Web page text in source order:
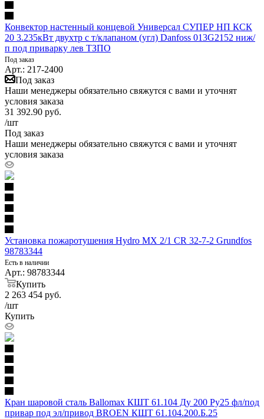
Конвектор настенный концевой Универсал СУПЕР НП КСК
20 3.235кВт двухтр с т/клапаном (угл) Danfoss 013G2152 ниж/
п под приварку лев ТЗПО
Под заказ
Арт.: 217-2400
Под заказ
Наши менеджеры обязательно свяжутся с вами и уточнят
условия заказа
31 392.90 руб.
/шт
Под заказ
Наши менеджеры обязательно свяжутся с вами и уточнят
условия заказа
Установка пожаротушения Hydro MX 2/1 CR 32-7-2 Grundfos
98783344
Есть в наличии
Арт.: 98783344
Купить
2 263 454 руб.
/шт
Купить
Кран шаровой сталь Ballomax КШТ 61.104 Ду 200 Ру25 фл/под
привар под эл/привод BROEN КШТ 61.104.200.Б.25